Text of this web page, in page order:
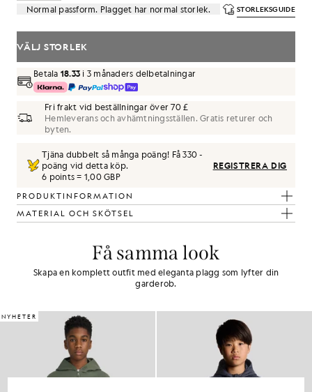
Normal passform. Plagget har normal storlek.
STORLEKSGUIDE
VÄLJ STORLEK
Betala 18.33 i 3 månaders delbetalningar
Fri frakt vid beställningar över 70 £
Hemleverans och avhämtningsställen. Gratis returer och
byten.
Tjäna dubbelt så många poäng! Få330-
poäng vid detta köp.
6 points = 1,00 GBP
REGISTRERA DIG
PRODUKTINFORMATION
MATERIAL OCH SKÖTSEL
Få samma look
Skapa en komplett outfit med eleganta plagg som lyfter din
garderob.
NYHETER